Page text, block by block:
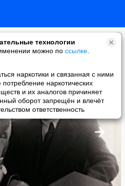
технологии
можно по ссылке
наркотики и связанная с ними
наркотических
и их аналогов причиняет
оборот запрещён и влечёт
ответственность